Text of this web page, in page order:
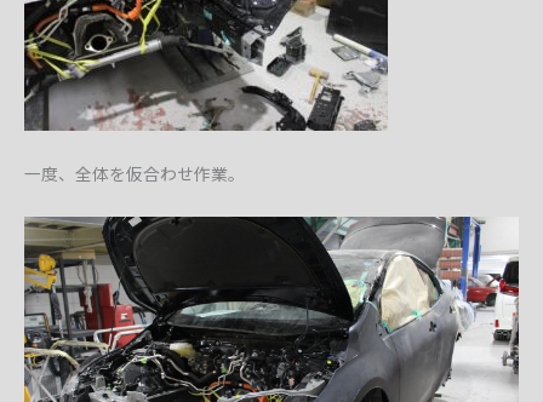
一度、全体を仮合わせ作業。